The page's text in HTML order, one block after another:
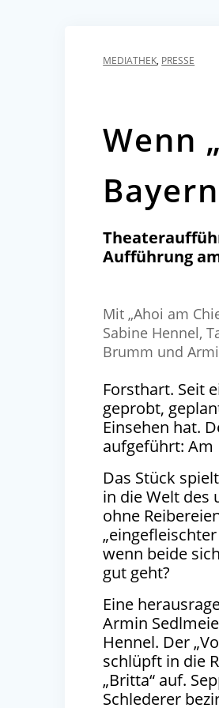
MEDIATHEK, PRESSE
Wenn
Aufführung
Mit „Ahoi am
Sabine Hennel,
Brumm und
Forsthart. Seit
geprobt,
Einsehen hat.
aufgeführt: Am
Das Stück
in die Welt des
ohne
wenn beide
gut geht?
Eine
Armin
Hennel. Der
schlüpft in die
„Britta“ auf.
Schlederer